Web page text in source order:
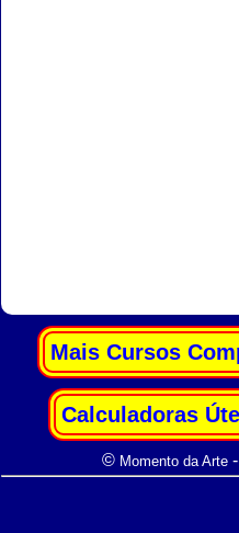
© Momento da Arte-